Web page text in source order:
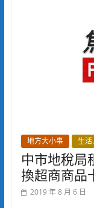
地方大小事 生
中市地稅局
換超商商品
2019 年 8 月 6 日